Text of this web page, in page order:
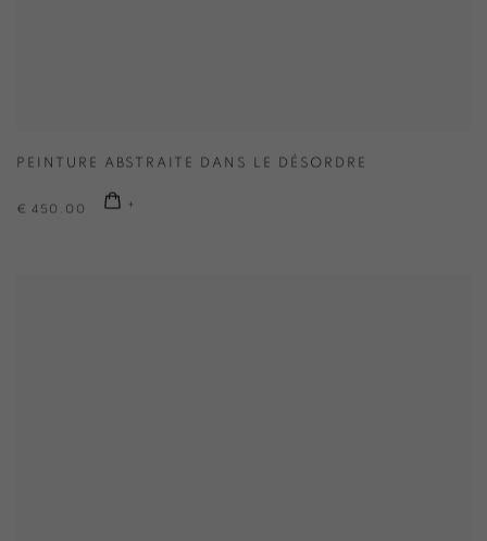
PEINTURE ABSTRAITE DANS LE DÉSORDRE
€ 450.00